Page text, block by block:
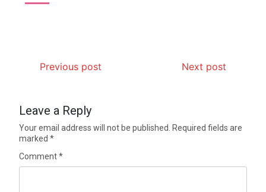
Previous post Next post
Leave a Reply
Your email address will not be published.
Required fields are
marked*
Comment*